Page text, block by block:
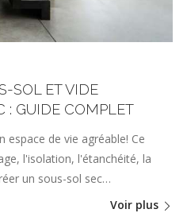
SOL ET VIDE
: GUIDE COMPLET
de vie agréable! Ce
l'isolation, l'étanchéité, la
un sous-sol sec…
Voir plus